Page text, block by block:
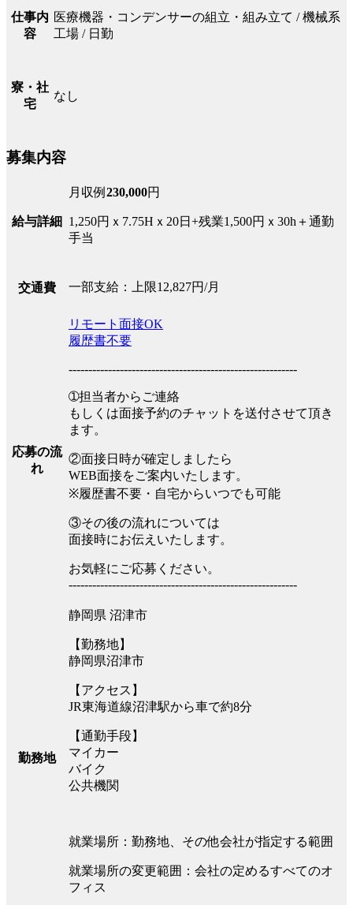
仕事内
容
医療機器・コンデンサーの組立・組み立て / 機械系
工場 / 日勤
寮・社
宅
なし
募集内容
給与詳細
月収例 230,000円
1,250円ｘ7.75Hｘ20日+残業1,500円ｘ30h＋通勤
手当
交通費 一部支給：上限12,827円/月
応募の流
れ
リモート面接OK
履歴書不要
----------------------------------------------------------
➀担当者からご連絡
もしくは面接予約のチャットを送付させて頂き
ます。
②面接日時が確定しましたら
WEB面接をご案内いたします。
※履歴書不要・自宅からいつでも可能
③その後の流れについては
面接時にお伝えいたします。
お気軽にご応募ください。
----------------------------------------------------------
勤務地
静岡県 沼津市
【勤務地】
静岡県沼津市
【アクセス】
JR東海道線沼津駅から車で約8分
【通勤手段】
マイカー
バイク
公共機関
就業場所：勤務地、その他会社が指定する範囲
就業場所の変更範囲：会社の定めるすべてのオ
フィス